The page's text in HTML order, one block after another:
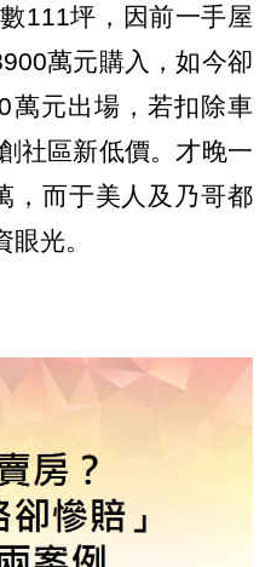
111坪，因前一手屋
萬元購入，如今卻
萬元出場，若扣除車
社區新低價。才晚一
，而于美人及乃哥都
光。